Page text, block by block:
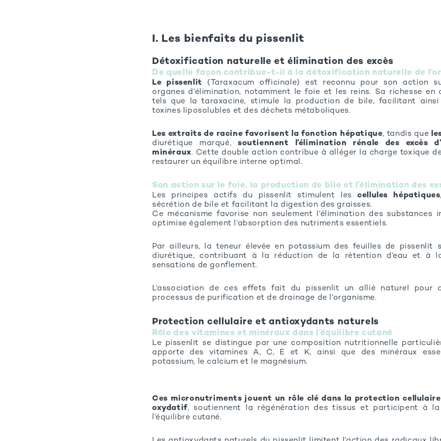
I. Les bienfaits du pissenlit
Détoxification naturelle et élimination des excès
De quelle façon contribue-t-il à la détoxification naturelle de
Le pissenlit
(Taraxacum officinale) est reconnu pour son action
organes d’élimination, notamment le foie et les reins. Sa richesse en
tels que la taraxacine, stimule la production de bile, facilitant ainsi
toxines liposolubles et des déchets métaboliques.
Les extraits de racine favorisent la fonction hépatique, tandis que
diurétique marqué,soutiennent l’élimination rénale des excès
minéraux. Cette double action contribue à alléger la charge toxique
restaurer un équilibre interne optimal.
Son action sur le foie, la production de bile et l’élimination des
Les principes actifs du pissenlit stimulent lescellules hépatiques
sécrétion de bile et facilitant la digestion des graisses.
Ce mécanisme favorise non seulement l’élimination des substances
optimise également l’absorption des nutriments essentiels.
Par ailleurs, la teneur élevée en potassium des feuilles de pissenlit
diurétique, contribuant à la réduction de la rétention d’eau et à
sensations de gonflement.
L’association de ces effets fait du pissenlit un allié naturel pour
processus de purification et de drainage de l’organisme.
Protection cellulaire et antioxydants naturels
Rôle des vitamines et minéraux dans l’équilibre cutané
Le pissenlit se distingue par une composition nutritionnelle
apporte des vitamines A, C, E et K, ainsi que des minéraux
potassium, le calcium et le magnésium.
Ces micronutriments jouent un rôle clé dans la protection
oxydatif, soutiennent la régénération des tissus et participent à
l’équilibre cutané.